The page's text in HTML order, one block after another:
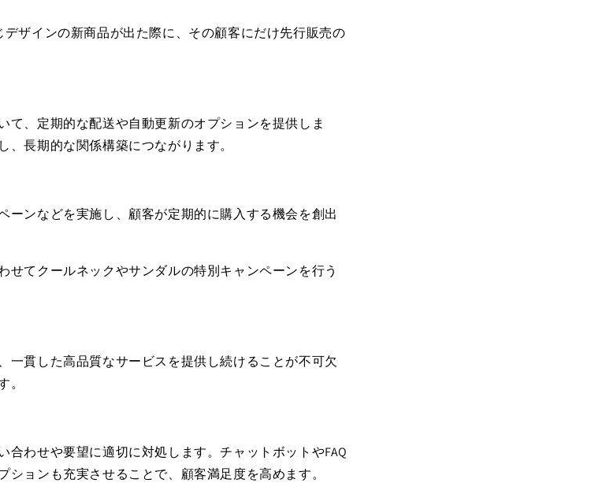
ザインの新商品が出た際に、その顧客にだけ先行販売の
て、定期的な配送や自動更新のオプションを提供しま
長期的な関係構築につながります。
ーンなどを実施し、顧客が定期的に購入する機会を創出
せてクールネックやサンダルの特別キャンペーンを行う
一貫した高品質なサービスを提供し続けることが不可欠
。
合わせや要望に適切に対処します。チャットボットやFAQ
ョンも充実させることで、顧客満足度を高めます。